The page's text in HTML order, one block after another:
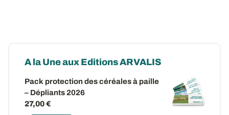
A la Une aux Editions ARVALIS
Pack protection des céréales à paille
– Dépliants 2026
27,00 €